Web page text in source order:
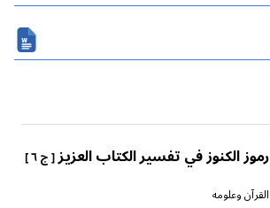
رموز الكنوز في تفسير الكتاب العزيز[ ج ٦ ]
القرآن وعلومه